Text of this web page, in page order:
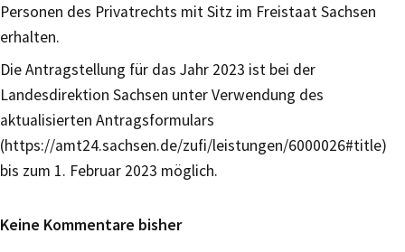
Personen des Privatrechts mit Sitz im Freistaat Sachsen
erhalten.
Die Antragstellung für das Jahr 2023 ist bei der
Landesdirektion Sachsen unter Verwendung des
aktualisierten Antragsformulars
(https://amt24.sachsen.de/zufi/leistungen/6000026#title)
bis zum 1. Februar 2023 möglich.
Keine Kommentare bisher